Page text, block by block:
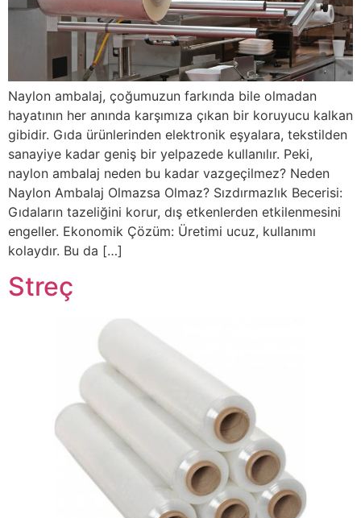
Naylon ambalaj, çoğumuzun farkında bile olmadan
hayatının her anında karşımıza çıkan bir koruyucu kalkan
gibidir. Gıda ürünlerinden elektronik eşyalara, tekstilden
sanayiye kadar geniş bir yelpazede kullanılır. Peki,
naylon ambalaj neden bu kadar vazgeçilmez? Neden
Naylon Ambalaj Olmazsa Olmaz? Sızdırmazlık Becerisi:
Gıdaların tazeliğini korur, dış etkenlerden etkilenmesini
engeller. Ekonomik Çözüm: Üretimi ucuz, kullanımı
kolaydır. Bu da […]
Streç